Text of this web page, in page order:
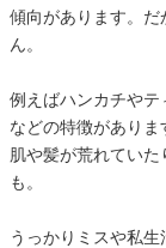
傾向があります。
ん。
例えばハンカチや
などの特徴がありま
肌や髪が荒れてい
も。
うっかりミスや私